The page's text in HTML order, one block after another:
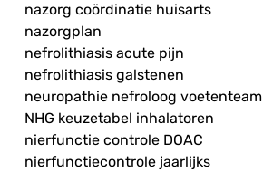
nazorg coördinatie huisarts
nazorgplan
nefrolithiasis acute pijn
nefrolithiasis galstenen
neuropathie nefroloog voetenteam
NHG keuzetabel inhalatoren
nierfunctie controle DOAC
nierfunctiecontrole jaarlijks